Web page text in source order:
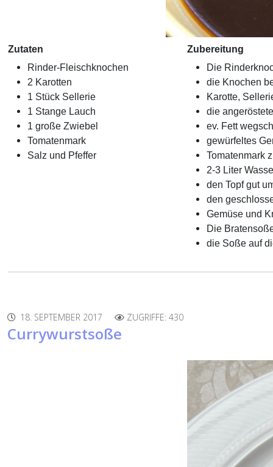
Zutaten
Rinder-Fleischknochen
2 Karotten
1 Stück Sellerie
1 Stange Lauch
1 große Zwiebel
Tomatenmark
Salz und Pfeffer
Zubereitung
Die
die Knochen
Karotte,
die
ev. Fett
gewürfeltes
Tomatenmark
2-3 Liter
den Topf gut
den
Gemüse und
Die
die Soße auf
18. SEPTEMBER 2017 ZUGRIFFE: 430
Currywurstsoße